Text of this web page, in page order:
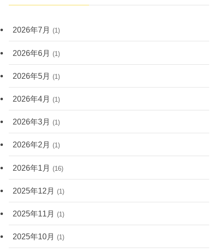
2026年7月 (1)
2026年6月 (1)
2026年5月 (1)
2026年4月 (1)
2026年3月 (1)
2026年2月 (1)
2026年1月 (16)
2025年12月 (1)
2025年11月 (1)
2025年10月 (1)